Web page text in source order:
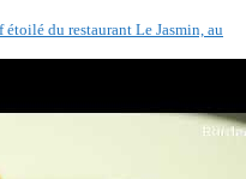
du restaurant Le Jasmin, au